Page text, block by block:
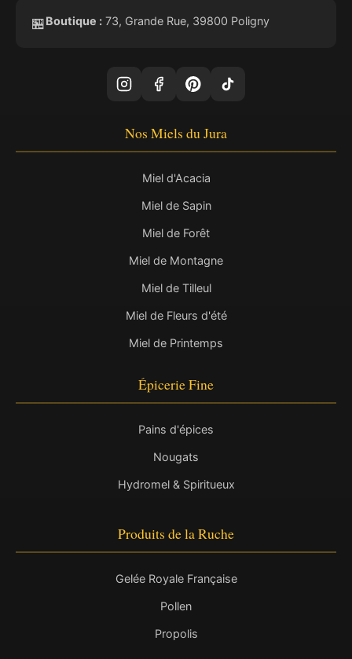
🏪Boutique : 73, Grande Rue, 39800 Poligny
Nos Miels du Jura
Miel d'Acacia
Miel de Sapin
Miel de Forêt
Miel de Montagne
Miel de Tilleul
Miel de Fleurs d'été
Miel de Printemps
Épicerie Fine
Pains d'épices
Nougats
Hydromel & Spiritueux
Produits de la Ruche
Gelée Royale Française
Pollen
Propolis